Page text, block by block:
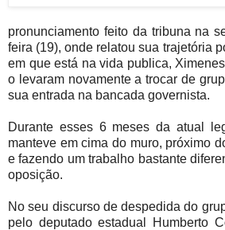
pronunciamento feito da tribuna na
feira (19), onde relatou sua trajetória
em que está na vida publica,
o levaram novamente a trocar de
sua entrada na bancada governista.
Durante esses 6 meses da atual
manteve em cima do muro, próximo
e fazendo um trabalho bastante
oposição.
No seu discurso de despedida do
pelo deputado estadual Humberto